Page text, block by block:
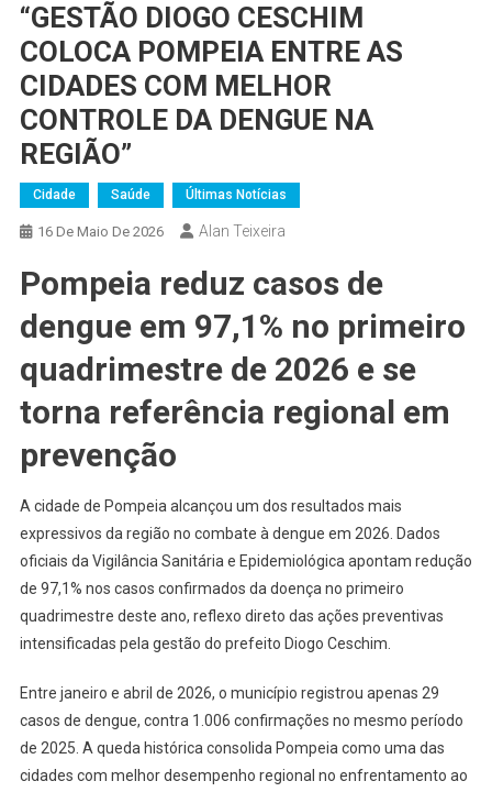
“GESTÃO DIOGO CESCHIM
COLOCA POMPEIA ENTRE AS
CIDADES COM MELHOR
CONTROLE DA DENGUE NA
REGIÃO”
Cidade Saúde Últimas Notícias
16 De Maio De 2026 Alan Teixeira
Pompeia reduz casos de
dengue em 97,1% no primeiro
quadrimestre de 2026 e se
torna referência regional em
prevenção
A cidade de Pompeia alcançou um dos resultados mais
expressivos da região no combate à dengue em 2026. Dados
oficiais da Vigilância Sanitária e Epidemiológica apontam redução
de 97,1% nos casos confirmados da doença no primeiro
quadrimestre deste ano, reflexo direto das ações preventivas
intensificadas pela gestão do prefeito Diogo Ceschim.
Entre janeiro e abril de 2026, o município registrou apenas 29
casos de dengue, contra 1.006 confirmações no mesmo período
de 2025. A queda histórica consolida Pompeia como uma das
cidades com melhor desempenho regional no enfrentamento ao